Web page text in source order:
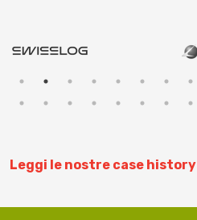
Leggi le nostre case history